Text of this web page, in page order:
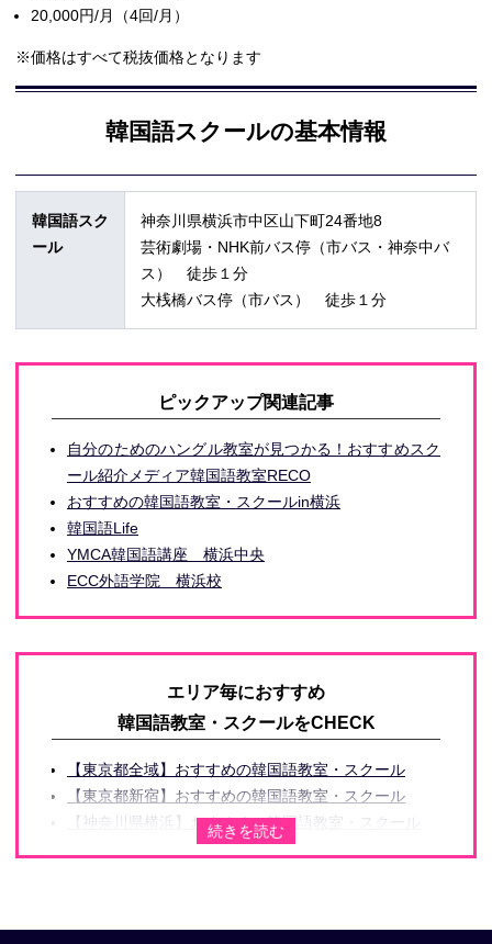
20,000円/月（4回/月）
※価格はすべて税抜価格となります
韓国語スクールの基本情報
韓国語スク
ール
神奈川県横浜市中区山下町24番地8
芸術劇場・NHK前バス停（市バス・神奈中バ
ス） 徒歩１分
大桟橋バス停（市バス） 徒歩１分
ピックアップ関連記事
自分のためのハングル教室が見つかる！おすすめスク
ール紹介メディア韓国語教室RECO
おすすめの韓国語教室・スクールin横浜
韓国語Life
YMCA韓国語講座 横浜中央
ECC外語学院 横浜校
エリア毎におすすめ
韓国語教室・スクールをCHECK
【東京都全域】おすすめの韓国語教室・スクール
【東京都新宿】おすすめの韓国語教室・スクール
【神奈川県横浜】おすすめの韓国語教室・スクール
【埼玉県大宮】おすすめの韓国語教室・スクール
【愛知県名古屋】おすすめの韓国語教室・スクール